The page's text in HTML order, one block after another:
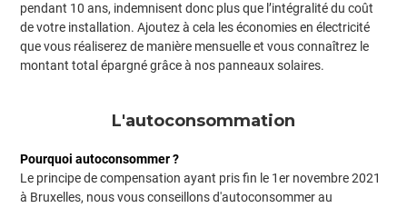
pendant 10 ans, indemnisent donc plus que l’intégralité du coût
de votre installation. Ajoutez à cela les économies en électricité
que vous réaliserez de manière mensuelle et vous connaîtrez le
montant total épargné grâce à nos panneaux solaires.
L'autoconsommation
Pourquoi autoconsommer ?
Le principe de compensation ayant pris fin le 1er novembre 2021
à Bruxelles, nous vous conseillons d'autoconsommer au